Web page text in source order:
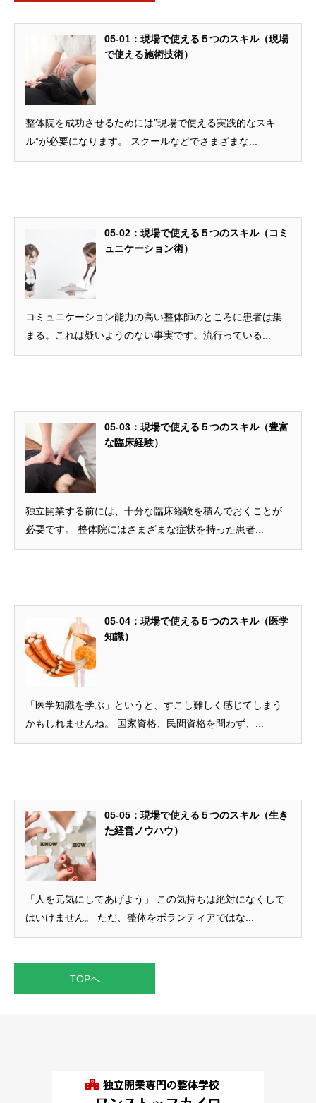
05-01：現場で使える５つのスキル（現場
で使える施術技術）
整体院を成功させるためには”現場で使える実践的なスキ
ル”が必要になります。 スクールなどでさまざまな...
05-02：現場で使える５つのスキル（コミ
ュニケーション術）
コミュニケーション能力の高い整体師のところに患者は集
まる。これは疑いようのない事実です。流行っている...
05-03：現場で使える５つのスキル（豊富
な臨床経験）
独立開業する前には、十分な臨床経験を積んでおくことが
必要です。 整体院にはさまざまな症状を持った患者...
05-04：現場で使える５つのスキル（医学
知識）
「医学知識を学ぶ」というと、すこし難しく感じてしまう
かもしれませんね。 国家資格、民間資格を問わず、...
05-05：現場で使える５つのスキル（生き
た経営ノウハウ）
「人を元気にしてあげよう」 この気持ちは絶対になくして
はいけません。 ただ、整体をボランティアではな...
TOPへ